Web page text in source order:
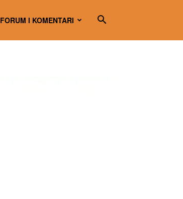
FORUM I KOMENTARI